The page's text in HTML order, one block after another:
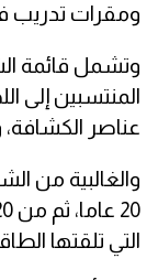
ومقرات تدريب
عناصر الكشافة، وأكثر من
التي تلقتها